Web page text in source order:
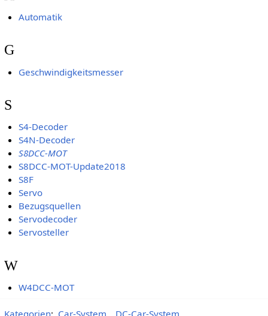
Automatik
G
Geschwindigkeitsmesser
S
S4-Decoder
S4N-Decoder
S8DCC-MOT
S8DCC-MOT-Update2018
S8F
Servo
Bezugsquellen
Servodecoder
Servosteller
W
W4DCC-MOT
Kategorien: Car-System DC-Car-System